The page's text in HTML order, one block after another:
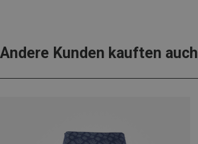
Andere Kunden kauften auch